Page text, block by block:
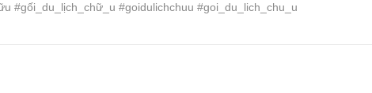
#gối_du_lịch_chữ_u #goidulichchuu #goi_du_lich_chu_u